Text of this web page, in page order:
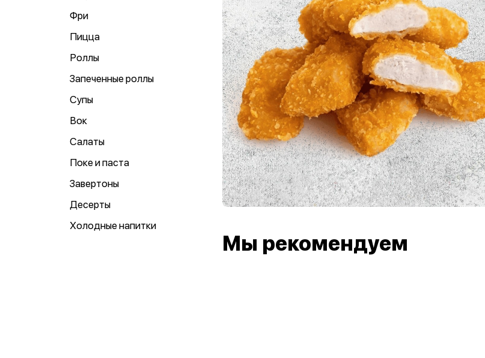
Фри
Пицца
Роллы
Запеченные роллы
Супы
Вок
Салаты
Поке и паста
Завертоны
Десерты
Холодные напитки
Мы рекомендуем